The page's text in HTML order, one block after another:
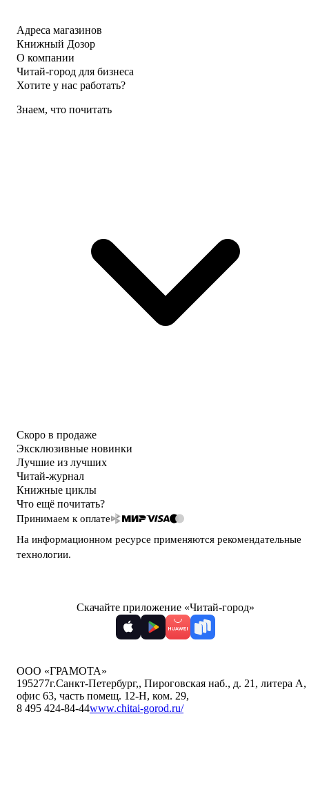
Адреса магазинов
Книжный Дозор
О компании
Читай-город для бизнеса
Хотите у нас работать?
Знаем, что почитать
Скоро в продаже
Эксклюзивные новинки
Лучшие из лучших
Читай-журнал
Книжные циклы
Что ещё почитать?
Принимаем к оплате
На информационном ресурсе применяются рекомендательные
технологии.
Скачайте приложение «Читай-город»
ООО «ГРАМОТА»
195277г.Санкт-Петербург,, Пироговская наб., д. 21, литера А,
офис 63, часть помещ. 12-Н, ком. 29,
8 495 424-84-44www.chitai-gorod.ru/